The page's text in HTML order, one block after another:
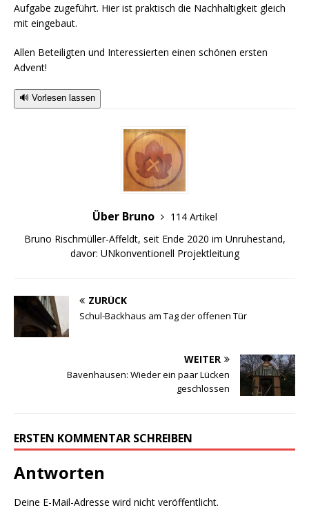
Aufgabe zugeführt. Hier ist praktisch die Nachhaltigkeit gleich
mit eingebaut.
Allen Beteiligten und Interessierten einen schönen ersten
Advent!
🔊 Vorlesen lassen
Über Bruno
114 Artikel
Bruno Rischmüller-Affeldt, seit Ende 2020 im Unruhestand,
davor: UNkonventionell Projektleitung
ZURÜCK
Schul-Backhaus am Tag der offenen Tür
WEITER
Bavenhausen: Wieder ein paar Lücken
geschlossen
ERSTEN KOMMENTAR SCHREIBEN
Antworten
Deine E-Mail-Adresse wird nicht veröffentlicht.